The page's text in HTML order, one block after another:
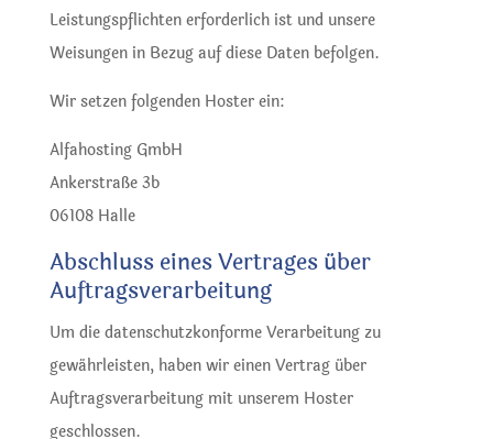
Leistungspflichten erforderlich ist und unsere
Weisungen in Bezug auf diese Daten befolgen.
Wir setzen folgenden Hoster ein:
Alfahosting GmbH
Ankerstraße 3b
06108 Halle
Abschluss eines Vertrages über
Auftragsverarbeitung
Um die datenschutzkonforme Verarbeitung zu
gewährleisten, haben wir einen Vertrag über
Auftragsverarbeitung mit unserem Hoster
geschlossen.